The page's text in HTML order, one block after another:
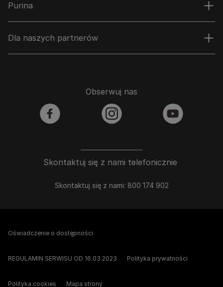
Purina
Dla naszych partnerów
Skontaktuj się z nami telefonicznie
Skontaktuj się z nami: 800 174 902
Obserwuj nas
facebook instagram youtube
Oświadczenie o dostępności
REGULAMIN SERWISU OD 16.03.2023 Polityka prywatności
Polityka cookies Mapa strony